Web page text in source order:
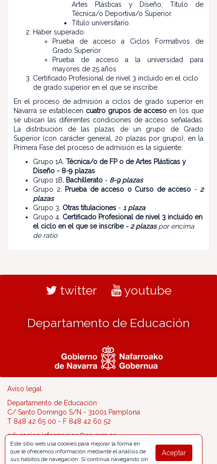
Artes Plásticas y Diseño; Título de
Técnica/o Deportiva/o Superior.
Título universitario.
Haber superado:
Prueba de acceso a Ciclos Formativos de
Grado Superior
Prueba de acceso a la universidad para
mayores de 25 años
Certificado Profesional de nivel 3 incluido en el ciclo
de grado superior en el que se inscribe.
En el proceso de admisión a ciclos de grado superior en
Navarra se establecen cuatro grupos de acceso en los que
se ubican las diferentes condiciones de acceso señaladas.
La distribución de las plazas de un grupo de Grado
Superior (con carácter general, 20 plazas por grupo), en la
Primera Fase del proceso de admisión es la siguiente:
Grupo 1A. Técnica/o de FP o de Artes Plásticas y
Diseño - 8-9 plazas
Grupo 1B. Bachillerato - 8-9 plazas
Grupo 2. Prueba de acceso o Curso de acceso - 2
plazas
Grupo 3. Otras titulaciones - 1 plaza
Grupo 4. Certificado Profesional de nivel 3 incluido en
el ciclo en el que se inscribe- 2 plazaspor encima
de ratio
twitter youtube
Departamento de Educación
Aviso legal
Departamento de Educación
C/ Santo Domingo S/N - 31001 Pamplona
T 848 42 65 00 - F 848 42 60 52
educacion.informacion@navarra.es
Aceptar
Este sitio web usa cookies para mejorar la forma en
que le ofrecemos información mediante el análisis de
sus hábitos de navegación. Si continúa navegando sin